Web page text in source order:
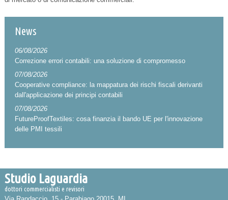
News
06/08/2026
Correzione errori contabili: una soluzione di compromesso
07/08/2026
Cooperative compliance: la mappatura dei rischi fiscali derivanti
dall'applicazione dei principi contabili
07/08/2026
FutureProofTextiles: cosa finanzia il bando UE per l'innovazione
delle PMI tessili
Studio Laguardia
dottori commercialisti e revisori